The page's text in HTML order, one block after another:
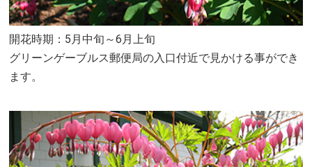
開花時期：5月中旬～6月上旬
グリーンゲーブルス郵便局の入口付近で見かける事ができ
ます。